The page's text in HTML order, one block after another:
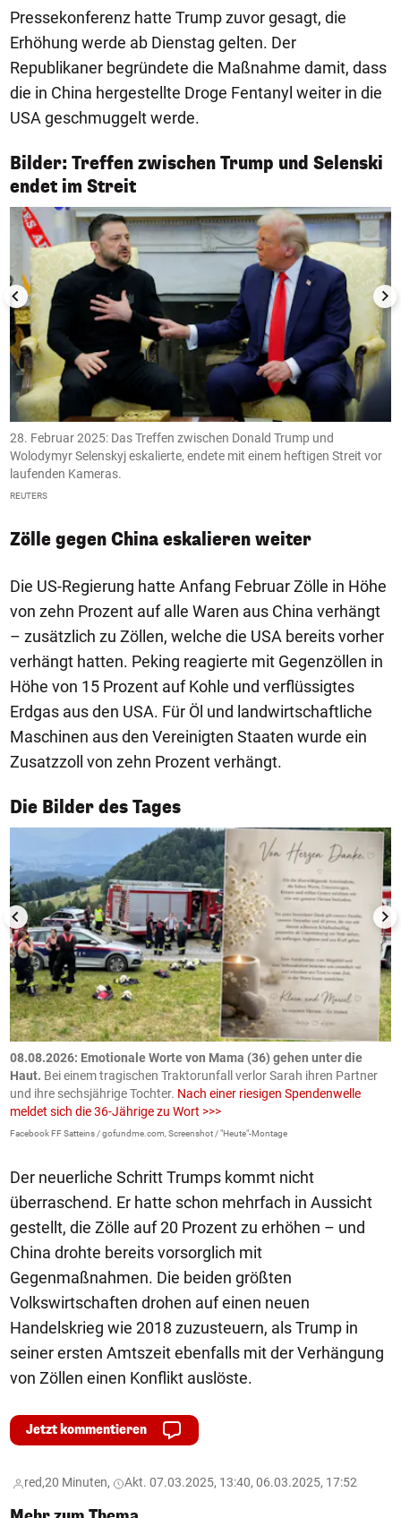
Pressekonferenz hatte Trump zuvor gesagt, die
Erhöhung werde ab Dienstag gelten. Der
Republikaner begründete die Maßnahme damit, dass
die in China hergestellte Droge Fentanyl weiter in die
USA geschmuggelt werde.
Bilder: Treffen zwischen Trump und Selenski
endet im Streit
1/17
28. Februar 2025: Das Treffen zwischen Donald Trump und
Wolodymyr Selenskyj eskalierte, endete mit einem heftigen Streit vor
laufenden Kameras.
REUTERS
Zölle gegen China eskalieren weiter
Die US-Regierung hatte Anfang Februar Zölle in Höhe
von zehn Prozent auf alle Waren aus China verhängt
– zusätzlich zu Zöllen, welche die USA bereits vorher
verhängt hatten. Peking reagierte mit Gegenzöllen in
Höhe von 15 Prozent auf Kohle und verflüssigtes
Erdgas aus den USA. Für Öl und landwirtschaftliche
Maschinen aus den Vereinigten Staaten wurde ein
Zusatzzoll von zehn Prozent verhängt.
Die Bilder des Tages
1/50
08.08.2026: Emotionale Worte von Mama (36) gehen unter die
Haut. Bei einem tragischen Traktorunfall verlor Sarah ihren Partner
und ihre sechsjährige Tochter. Nach einer riesigen Spendenwelle
meldet sich die 36-Jährige zu Wort >>>
Facebook FF Satteins / gofundme.com, Screenshot / "Heute"-Montage
Der neuerliche Schritt Trumps kommt nicht
überraschend. Er hatte schon mehrfach in Aussicht
gestellt, die Zölle auf 20 Prozent zu erhöhen – und
China drohte bereits vorsorglich mit
Gegenmaßnahmen. Die beiden größten
Volkswirtschaften drohen auf einen neuen
Handelskrieg wie 2018 zuzusteuern, als Trump in
seiner ersten Amtszeit ebenfalls mit der Verhängung
von Zöllen einen Konflikt auslöste.
Jetzt kommentieren
red,20 Minuten, Akt. 07.03.2025, 13:40, 06.03.2025, 17:52